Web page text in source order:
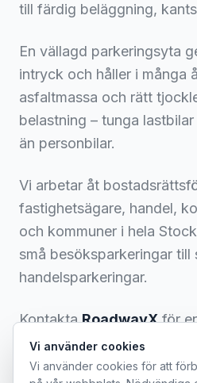
till färdig beläggning,
En vällagd parkeringsyta
intryck och håller i många
asfaltmassa och rätt
belastning – tunga
än personbilar.
Vi arbetar åt
fastighetsägare, handel,
och kommuner i hela
små besöksparkeringar till
handelsparkeringar.
KontaktaRoadwayXför
bedömning och offert
med allt från mindre
Vi använder cookies
Vi använder cookies för att